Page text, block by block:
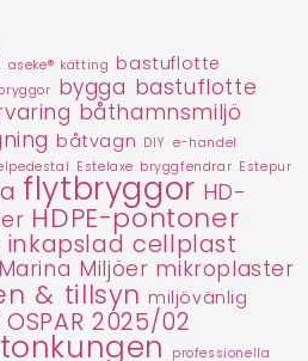
aseke® kätting bastuflotte
bygga bastuflotte
båthamnsmiljö
båtvagn DIY e-handel
Estelaxe bryggfendrar Estepur
flytbryggor HD-
HDPE-pontoner
inkapslad cellplast
Marina Miljöer mikroplaster
& tillsyn miljövänlig
OSPAR 2025/02
professionella